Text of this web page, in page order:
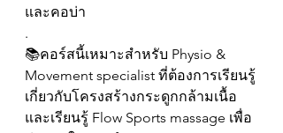
และคอบ่า
.
📚คอร์สนี้เหมาะสำหรับ Physio &
Movement specialist ที่ต้องการเรียนรู้
เกี่ยวกับโครงสร้างกระดูกกล้ามเนื้อ
และเรียนรู้ Flow Sports massage เพื่อ